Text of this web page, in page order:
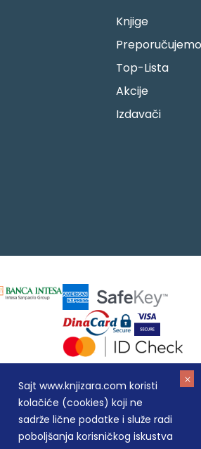
Sajt www.knjizara.com koristi
kolačiće (cookies) koji ne
sadrže lične podatke i služe radi
poboljšanja korisničkog iskustva
Knjige
Preporučujemo
Top-Lista
Akcije
Izdavači
- MAKART DOO BEOGRAD
PIB: 105184104, MB: 20337524